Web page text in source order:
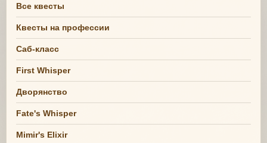
Все квесты
Квесты на профессии
Саб-класс
First Whisper
Дворянство
Fate's Whisper
Mimir's Elixir